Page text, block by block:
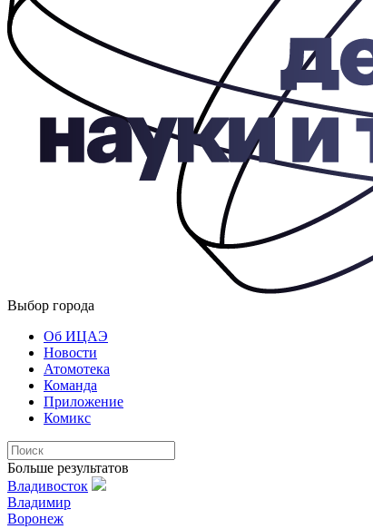
Выбор города
Об ИЦАЭ
Новости
Атомотека
Команда
Приложение
Комикс
Больше результатов
Владивосток
Владимир
Воронеж